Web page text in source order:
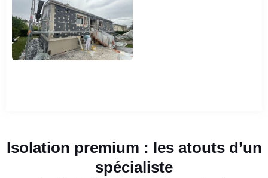
Isolation premium : les atouts d’un
spécialiste